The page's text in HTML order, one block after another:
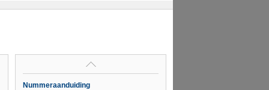
Nummeraanduiding